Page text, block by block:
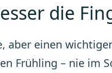
die
aber einen
Frühling – nie im